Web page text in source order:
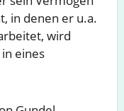
in denen er u.a.
wird
eines